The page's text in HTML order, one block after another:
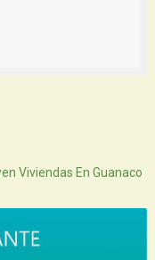
Viviendas En Guanaco